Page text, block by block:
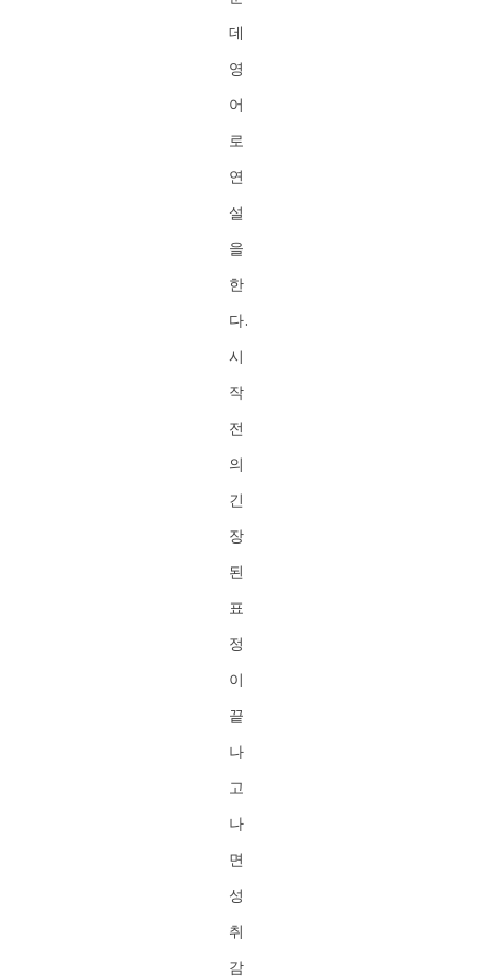
데
영
어
로
연
설
을
한
다.
시
작
전
의
긴
장
된
표
정
이
끝
나
고
나
면
성
취
감